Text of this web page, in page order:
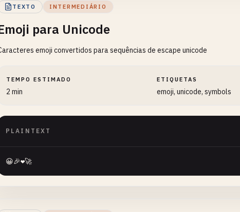
TEXTO INTERMEDIÁRIO
para Unicode
emoji convertidos para sequências de escape unicode
TEMPO ESTIMADO
2 min
ETIQUETAS
emoji, unicode, symbols
PLAINTEXT
😀🎉❤️🚀